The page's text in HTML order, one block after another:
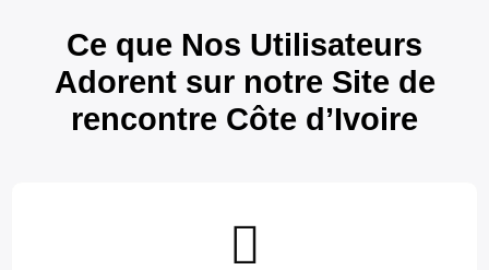
Ce que Nos Utilisateurs
Adorent sur notre Site de
rencontre Côte d’Ivoire